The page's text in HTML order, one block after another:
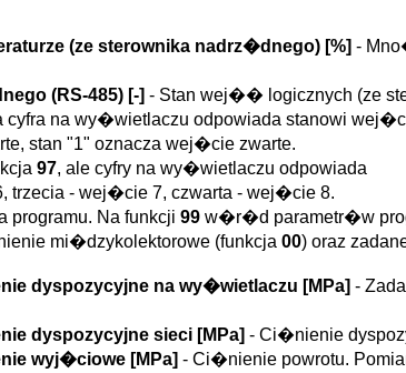
(ze sterownika nadrz�dnego) [%] -
(RS-485) [-] - Stan wej�� logicznych (ze
na wy�wietlaczu odpowiada stanowi
stan "1" oznacza wej�cie zwarte.
97, ale cyfry na wy�wietlaczu odpowiada
- wej�cie 7, czwarta - wej�cie 8.
programu. Na funkcji 99 w�r�d parametr�w
mi�dzykolektorowe (funkcja 00) oraz
dyspozycyjne na wy�wietlaczu [MPa] -
dyspozycyjne sieci [MPa] - Ci�nienie
wyj�ciowe [MPa] - Ci�nienie powrotu.